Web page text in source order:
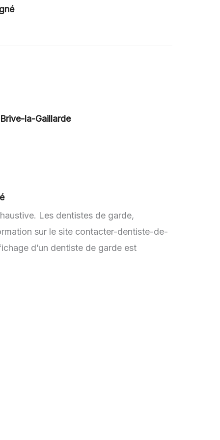
la-Gaillarde
Les dentistes de garde,
sur le site contacter-dentiste-de-
d’un dentiste de garde est